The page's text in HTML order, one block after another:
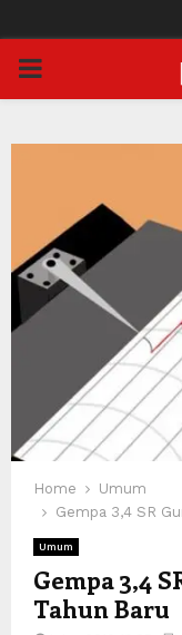
PRIMARY
Home
Umum
Gempa 3,4 SR
Umum
Gempa 3,4
Tahun Baru